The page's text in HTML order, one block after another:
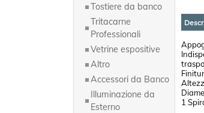
Tostiere da banco
Tritacarne
Professionali
Vetrine espositive
Altro
Accessori da Banco
Illuminazione da
Esterno
1